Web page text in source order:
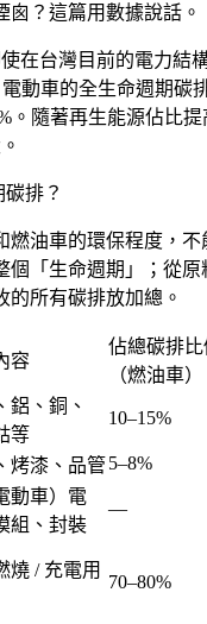
囪？這篇用數據說話。
在台灣目前的電力結
電動車的全生命週期碳
。隨著再生能源佔比
排？
燃油車的環保程度，
個「生命週期」；從
的所有碳排放加總。
容
佔總碳排比
（燃油車）
鋁、銅、
等
10–15%
烤漆、品管 5–8%
動車）電
組、封裝
—
燒 / 充電用
70–80%